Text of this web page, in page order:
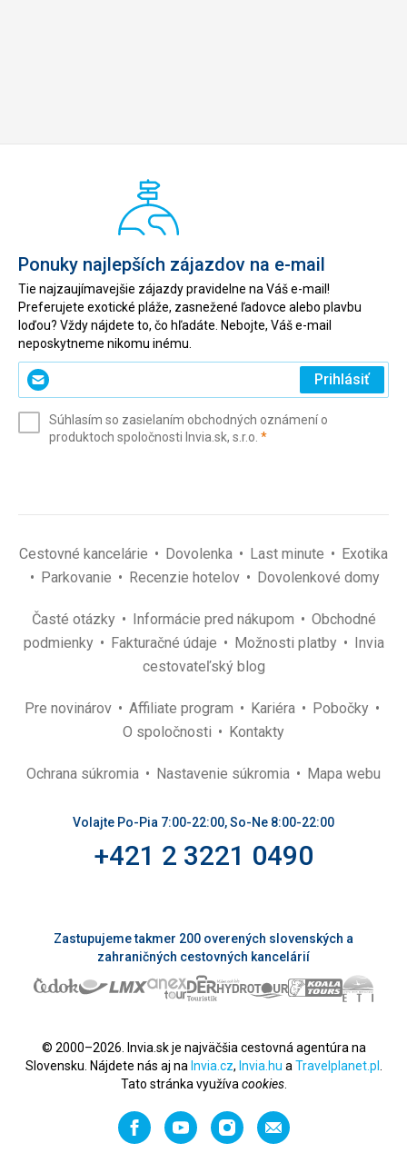
Ponuky najlepších zájazdov na e-mail
Tie najzaujímavejšie zájazdy pravidelne na Váš e-mail!
Preferujete exotické pláže, zasnežené ľadovce alebo plavbu
loďou? Vždy nájdete to, čo hľadáte. Nebojte, Váš e-mail
neposkytneme nikomu inému.
Zadajte
svoj
(povinné)
Prihlásiť
Súhlasím so zasielaním obchodných oznámení o
produktoch spoločnosti Invia.sk, s.r.o. *(povinné)
Cestovné kancelárie Dovolenka Last minute
Exotika
Parkovanie
Recenzie hotelov Dovolenkové domy
Časté otázky Informácie pred nákupom
Obchodné
podmienky
Fakturačné údaje Možnosti platby
Invia
cestovateľský blog
Pre novinárov Affiliate program Kariéra
Pobočky
O spoločnosti
Kontakty
Ochrana súkromia Nastavenie súkromia Mapa webu
Volajte Po-Pia 7:00-22:00, So-Ne 8:00-22:00
+421 2 3221 0490
Zastupujeme takmer 200 overených slovenských a
zahraničných cestovných kancelárií
© 2000–2026. Invia.sk je najväčšia cestovná agentúra na
Slovensku. Nájdete nás aj na Invia.cz, Invia.hu a Travelplanet.pl
Tato stránka využíva cookies.
FacebookYouTubeInstagramOdporučiť